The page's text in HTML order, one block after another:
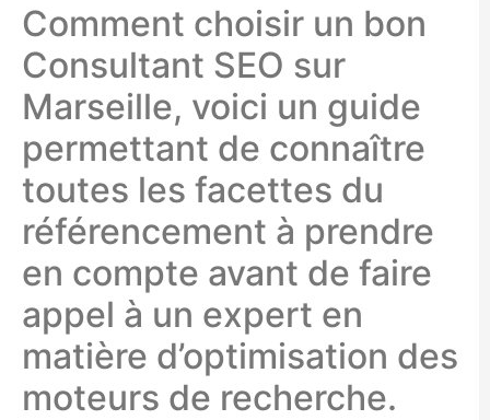
Comment choisir un bon
Consultant SEO sur
Marseille, voici un guide
permettant de connaître
toutes les facettes du
référencement à prendre
en compte avant de faire
appel à un expert en
matière d’optimisation des
moteurs de recherche.